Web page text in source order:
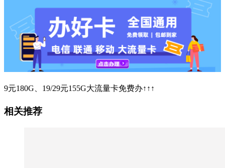
9元180G、19/29元155G大流量卡免费办↑↑↑
相关推荐